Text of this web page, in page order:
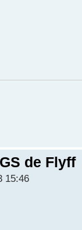
de Flyff
15:46